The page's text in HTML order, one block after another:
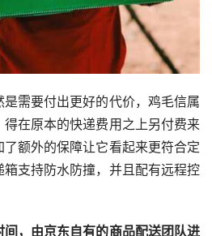
需要付出更好的代价，鸡毛信属
在原本的快递费用之上另付费来
额外的保障让它看起来更符合定
支持防水防撞，并且配有远程控
，由京东自有的商品配送团队进